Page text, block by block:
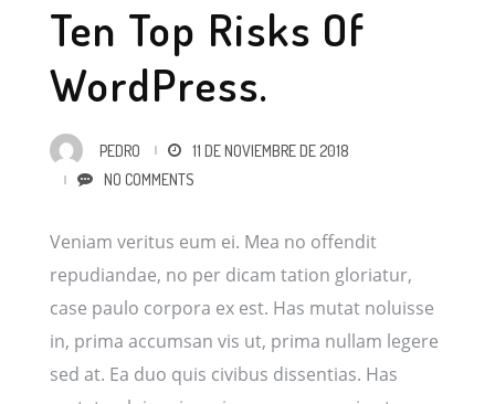
Ten Top Risks Of
WordPress.
PEDRO
11 DE NOVIEMBRE DE 2018
NO COMMENTS
Veniam veritus eum ei. Mea no offendit
repudiandae, no per dicam tation gloriatur,
case paulo corpora ex est. Has mutat noluisse
in, prima accumsan vis ut, prima nullam legere
sed at. Ea duo quis civibus dissentias. Has